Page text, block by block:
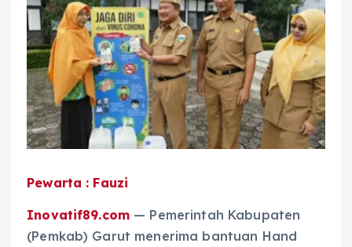
Pewarta : Fauzi
Inovatif89.com — Pemerintah Kabupaten
(Pemkab) Garut menerima bantuan Hand